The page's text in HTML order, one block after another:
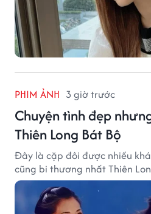
PHIM ẢNH 3 giờ trước
Chuyện tình đẹp
Thiên Long Bát Bộ
Đây là cặp đôi được nhiều
cũng bi thương nhất Thiên